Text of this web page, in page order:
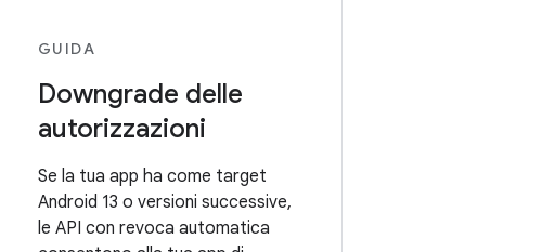
GUIDA
Downgrade delle
autorizzazioni
Se la tua app ha come target
Android 13 o versioni successive,
le API con revoca automatica